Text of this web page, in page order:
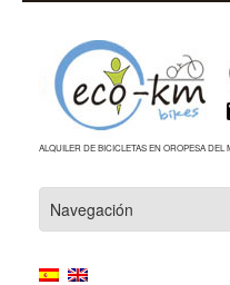
ALQUILER DE BICICLETAS EN OROPESA DEL